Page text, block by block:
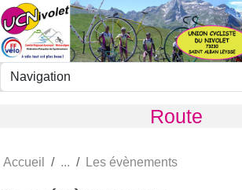
Route
Accueil Les évènements
Panneau de gestion des cookies